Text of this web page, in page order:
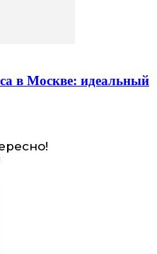
в Москве: идеальный